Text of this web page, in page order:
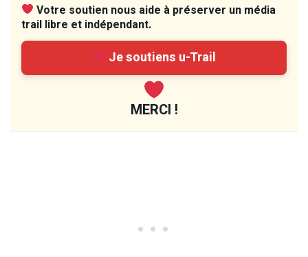
Votre soutien nous aide à préserver un média
trail libre et indépendant.
Je soutiens u-Trail
MERCI !